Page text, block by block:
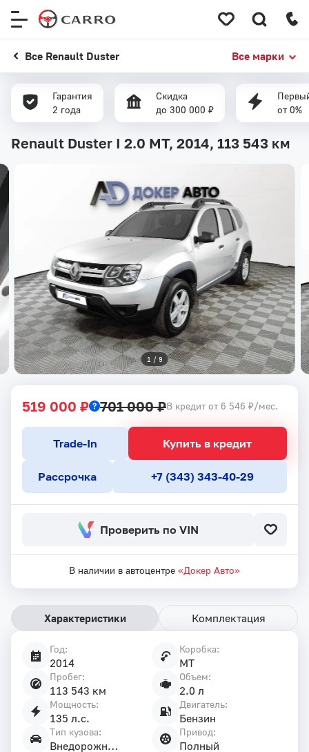
Все Renault Duster Все марки
Гарантия
2 года
Скидка
до 300 000 ₽
от 0%
Renault Duster I 2.0 MT, 2014, 113 543 км
1 / 9
519 000 ₽ 701 000 ₽В кредит от 6 546 ₽/мес.
Купить в кредит
Trade-In
Рассрочка +7 (343) 343-40-29
Проверить по VIN
В наличии в автоцентре «Докер Авто»
Характеристики Комплектация
Год:
2014
Коробка:
MT
Пробег:
113 543 км
Объем:
2.0 л
Мощность:
135 л.с.
Двигатель:
Бензин
Тип кузова:
Внедорожник 5 дв.
Привод:
Полный